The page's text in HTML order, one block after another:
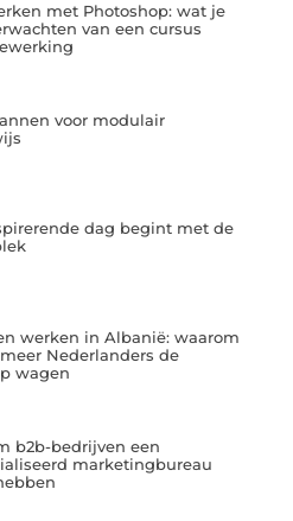
met Photoshop: wat je
van een cursus
voor modulair
dag begint met de
werken in Albanië: waarom
Nederlanders de
wagen
b2b-bedrijven een
marketingbureau